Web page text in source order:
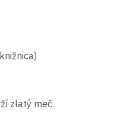
zlatý meč.